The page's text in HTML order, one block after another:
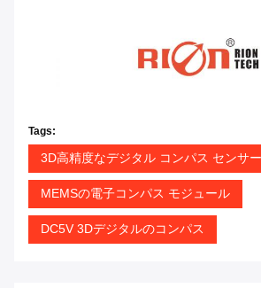
Tags:
3D高精度なデジタル コンパス センサー
MEMSの電子コンパス モジュール
DC5V 3Dデジタルのコンパス